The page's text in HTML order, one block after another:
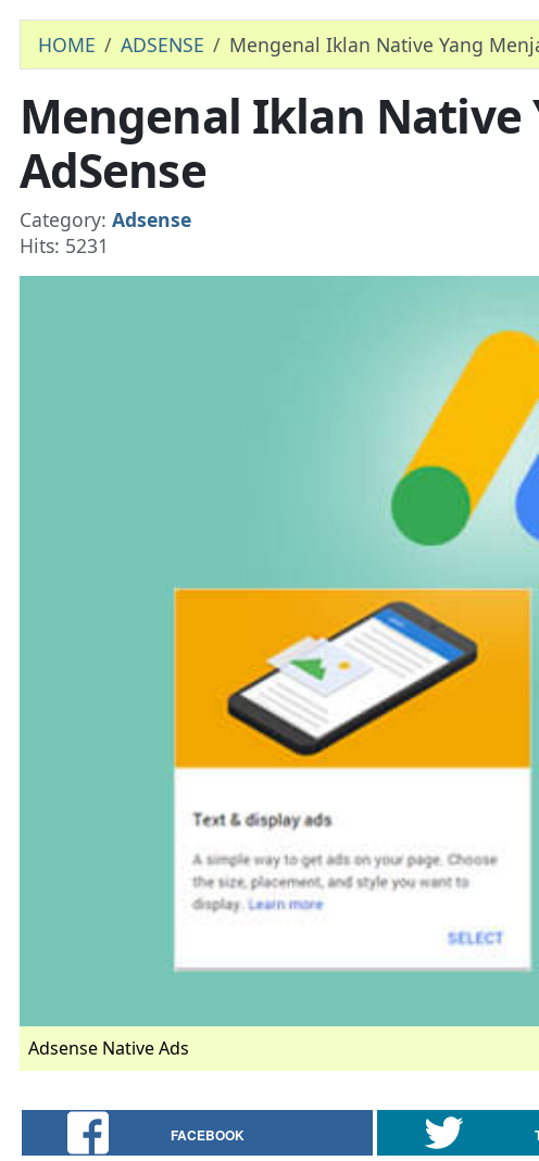
HOME ADSENSE Mengenal Iklan Native Yang
Mengenal Iklan Native
AdSense
Details
Category: Adsense
Hits: 5231
Adsense Native Ads
FACEBOOK